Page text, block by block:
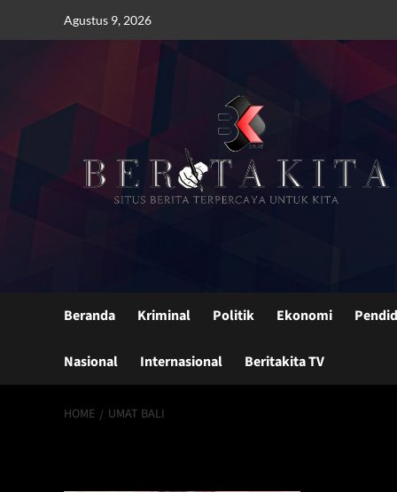
Agustus 9, 2026
Beranda Kriminal Politik Ekonomi
Nasional Internasional Beritakita TV
HOME UMAT BALI